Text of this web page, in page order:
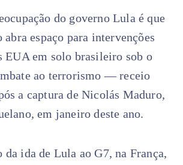
do governo Lula é que
espaço para intervenções
EUA em solo brasileiro sob o
ao terrorismo — receio
a captura de Nicolás Maduro,
em janeiro deste ano.
da ida de Lula ao G7, na França,